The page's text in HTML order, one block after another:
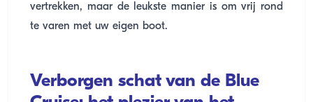
vertrekken, maar de leukste manier is om vrij rond
te varen met uw eigen boot.
Verborgen schat van de Blue